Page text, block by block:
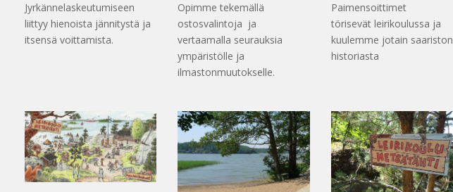
Jyrkännelaskeutumiseen
liittyy hienoista jännitystä ja
itsensä voittamista.
Opimme tekemällä
ostosvalintoja ja
vertaamalla seurauksia
ympäristölle ja
ilmastonmuutokselle.
Paimensoittimet
törisevät leirikoulussa ja
kuulemme jotain saariston
historiasta